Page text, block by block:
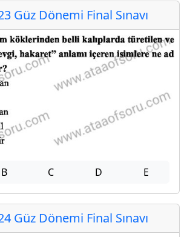
Güz Dönemi Final Sınavı
B C D E
Güz Dönemi Final Sınavı